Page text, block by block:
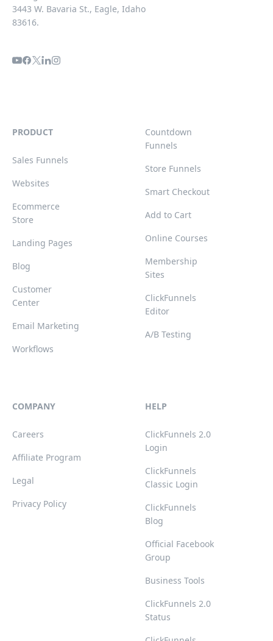
3443 W. Bavaria St., Eagle, Idaho
83616.
PRODUCT
Sales Funnels
Websites
Ecommerce
Store
Landing Pages
Blog
Customer
Center
Email Marketing
Workflows
Countdown
Funnels
Store Funnels
Smart Checkout
Add to Cart
Online Courses
Membership
Sites
ClickFunnels
Editor
A/B Testing
COMPANY
Careers
Affiliate Program
Legal
Privacy Policy
HELP
ClickFunnels 2.0
Login
ClickFunnels
Classic Login
ClickFunnels
Blog
Official Facebook
Group
Business Tools
ClickFunnels 2.0
Status